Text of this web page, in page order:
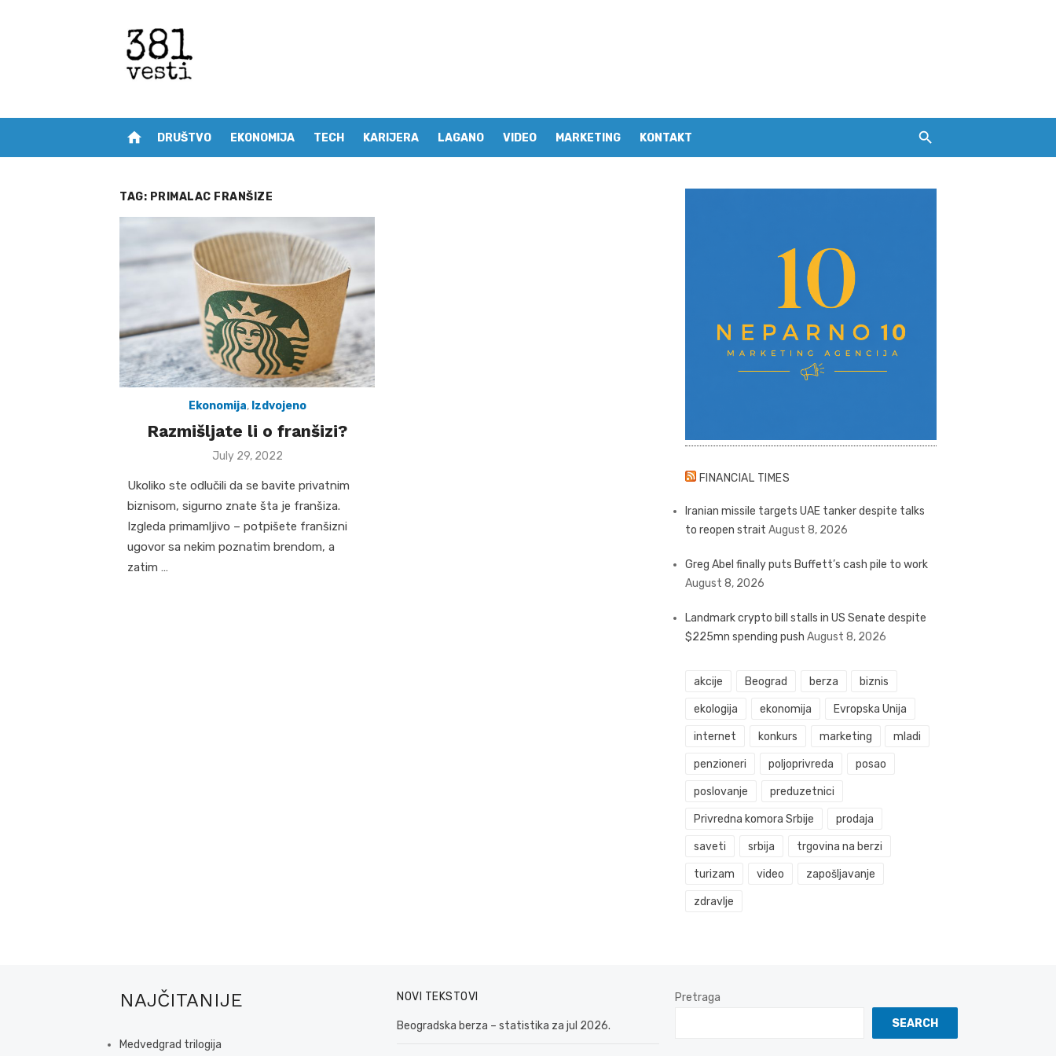
home DRUŠTVO EKONOMIJA TECH KARIJERA LAGANO VIDEO MARKETING KONTAKT
TAG: PRIMALAC FRANŠIZE
Ekonomija, Izdvojeno
Razmišljate li o franšizi?
Posted
July 29, 2022
Ukoliko ste odlučili da se bavite privatnim
biznisom, sigurno znate šta je franšiza.
Izgleda primamljivo – potpišete franšizni
ugovor sa nekim poznatim brendom, a
zatim …
FINANCIAL TIMES
Iranian missile targets UAE tanker despite talks
to reopen strait August 8, 2026
Greg Abel finally puts Buffett’s cash pile to work
August 8, 2026
Landmark crypto bill stalls in US Senate despite
$225mn spending push August 8, 2026
akcije Beograd berza biznis
ekologija ekonomija Evropska Unija
internet konkurs marketing mladi
penzioneri poljoprivreda posao
poslovanje preduzetnici
Privredna komora Srbije prodaja
saveti srbija trgovina na berzi
turizam video zapošljavanje
zdravlje
NAJČITANIJE
Medvedgrad trilogija
NOVI TEKSTOVI
Beogradska berza – statistika za jul 2026.
Pretraga
SEARCH